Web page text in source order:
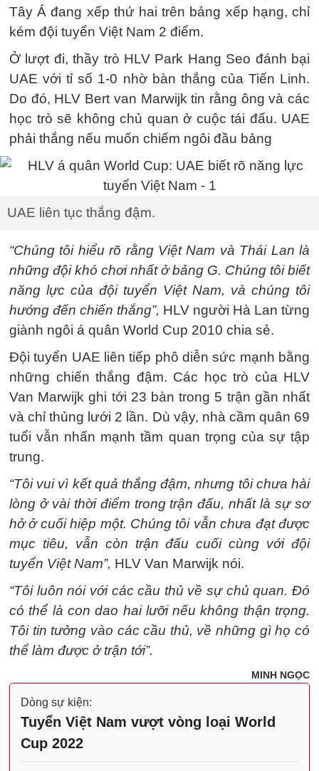
Tây Á đang xếp thứ hai trên bảng xếp hạng, chỉ
kém đội tuyển Việt Nam 2 điểm.
Ở lượt đi, thầy trò HLV Park Hang Seo đánh bại
UAE với tỉ số 1-0 nhờ bàn thắng của Tiến Linh.
Do đó, HLV Bert van Marwijk tin rằng ông và các
học trò sẽ không chủ quan ở cuộc tái đấu. UAE
phải thắng nếu muốn chiếm ngôi đầu bảng
UAE liên tục thắng đậm.
“Chúng tôi hiểu rõ rằng Việt Nam và Thái Lan là
những đội khó chơi nhất ở bảng G. Chúng tôi biết
năng lực của đội tuyển Việt Nam, và chúng tôi
hướng đến chiến thắng”, HLV người Hà Lan từng
giành ngôi á quân World Cup 2010 chia sẻ.
Đội tuyển UAE liên tiếp phô diễn sức mạnh bằng
những chiến thắng đậm. Các học trò của HLV
Van Marwijk ghi tới 23 bàn trong 5 trận gần nhất
và chỉ thủng lưới 2 lần. Dù vậy, nhà cầm quân 69
tuổi vẫn nhấn mạnh tầm quan trọng của sự tập
trung.
“Tôi vui vì kết quả thắng đậm, nhưng tôi chưa hài
lòng ở vài thời điểm trong trận đấu, nhất là sự sơ
hở ở cuối hiệp một. Chúng tôi vẫn chưa đạt được
mục tiêu, vẫn còn trận đấu cuối cùng với đội
tuyển Việt Nam”, HLV Van Marwijk nói.
“Tôi luôn nói với các cầu thủ về sự chủ quan. Đó
có thể là con dao hai lưỡi nếu không thận trọng.
Tôi tin tưởng vào các cầu thủ, về những gì họ có
thể làm được ở trận tới”.
MINH NGỌC
Dòng sự kiện:
Tuyển Việt Nam vượt vòng loại World
Cup 2022